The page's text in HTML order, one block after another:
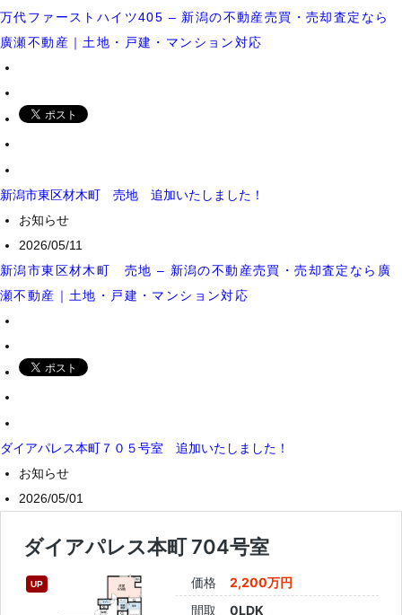
万代ファーストハイツ405 – 新潟の不動産売買・売却査定なら
廣瀬不動産｜土地・戸建・マンション対応
新潟市東区材木町 売地 追加いたしました！
お知らせ
2026/05/11
新潟市東区材木町 売地 – 新潟の不動産売買・売却査定なら廣
瀬不動産｜土地・戸建・マンション対応
ダイアパレス本町７０５号室 追加いたしました！
お知らせ
2026/05/01